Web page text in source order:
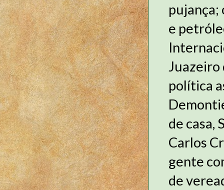
pujança;
e
Juazeiro
política
de casa,
Carlos
gente
de